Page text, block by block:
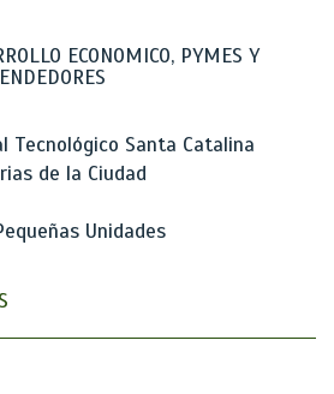
ECONOMICO, PYMES Y
Tecnológico Santa Catalina
de la Ciudad
Unidades